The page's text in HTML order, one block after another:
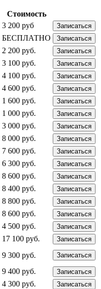
Стоимость
3 200 руб Записаться
БЕСПЛАТНО Записаться
2 200 руб. Записаться
3 100 руб. Записаться
4 100 руб. Записаться
4 600 руб. Записаться
1 600 руб. Записаться
1 000 руб. Записаться
3 000 руб. Записаться
8 000 руб. Записаться
7 600 руб. Записаться
6 300 руб. Записаться
8 600 руб. Записаться
8 400 руб. Записаться
8 800 руб. Записаться
8 600 руб. Записаться
4 500 руб. Записаться
17 100 руб. Записаться
9 300 руб. Записаться
9 400 руб. Записаться
4 300 руб. Записаться